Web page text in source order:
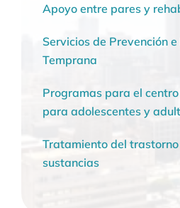
Apoyo entre pares y
Servicios de Prevención
Temprana
Programas para el
para adolescentes y
Tratamiento del trastorno
sustancias